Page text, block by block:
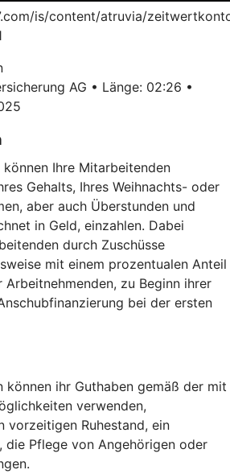
is/content/atruvia/
AG • Länge: 02:26 •
Ihre Mitarbeitenden
Gehalts, Ihres Weihnachts- oder
aber auch Überstunden und
in Geld, einzahlen. Dabei
durch Zuschüsse
mit einem prozentualen Anteil
Arbeitnehmenden, zu Beginn ihrer
bei der ersten
können ihr Guthaben gemäß der mit
verwenden,
vorzeitigen Ruhestand, ein
die Pflege von Angehörigen oder